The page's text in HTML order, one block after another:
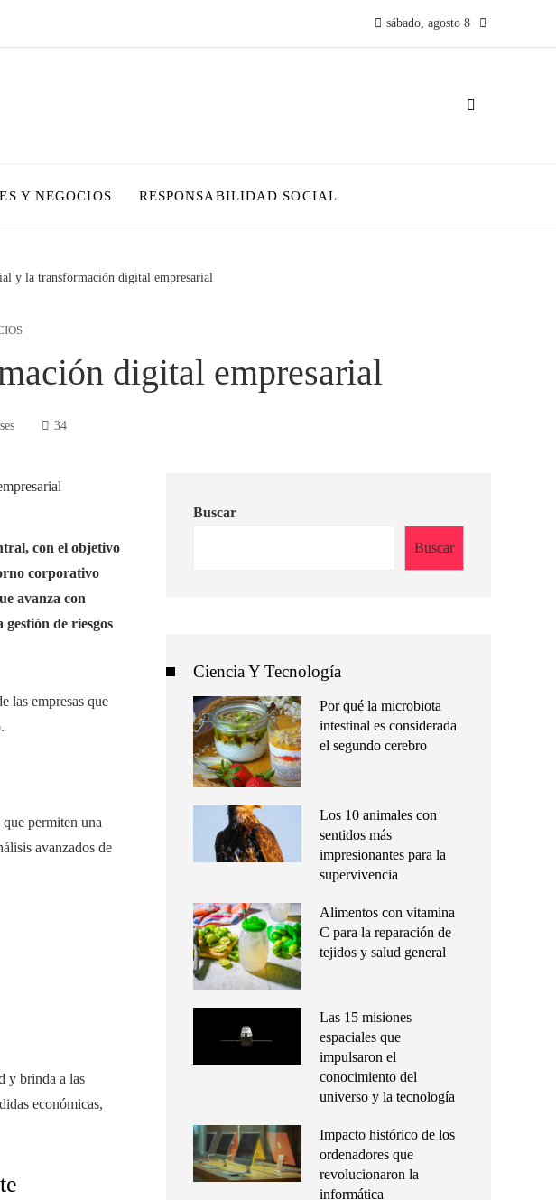
sábado, agosto 8
Y NEGOCIOS RESPONSABILIDAD SOCIAL
y la transformación digital empresarial
digital empresarial
34
con el objetivo
corporativo
avanza con
de riesgos
las empresas que
permiten una
avanzados de
y brinda a las
económicas,
Buscar
Buscar
Ciencia Y Tecnología
Por qué la microbiota
intestinal es considerada
el segundo cerebro
Los 10 animales con
sentidos más
impresionantes para la
supervivencia
Alimentos con vitamina
C para la reparación de
tejidos y salud general
Las 15 misiones
espaciales que
impulsaron el
conocimiento del
universo y la tecnología
Impacto histórico de los
ordenadores que
revolucionaron la
informática